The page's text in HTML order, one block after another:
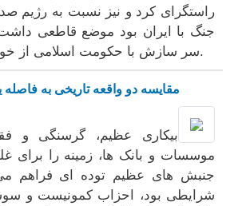
راستگرای کرد و نیز نسبت به رژیم
جنگ با ایران بود موضع قاطعی
سر سازش با حکومت اسلامی از خود نشان نمی داد.
مقایسه دو واقعه تاریخی به فاصله
بیکاری عظیم، گرسنگی و
موسسات و بانک ها، زمینه را برای
جنبش های عظیم توده ای فراهم
شرایطی بود، احزاب کمونیست و